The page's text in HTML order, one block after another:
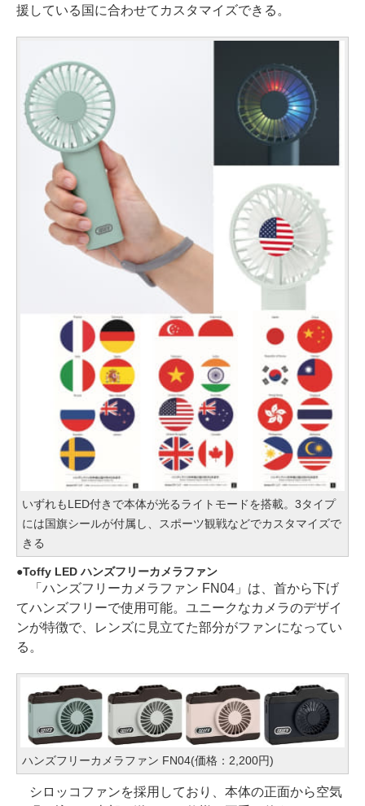
援している国に合わせてカスタマイズできる。
いずれもLED付きで本体が光るライトモードを搭載。3タイプ
には国旗シールが付属し、スポーツ観戦などでカスタマイズで
きる
Toffy LED ハンズフリーカメラファン
「ハンズフリーカメラファン FN04」は、首から下げ
てハンズフリーで使用可能。ユニークなカメラのデザイ
ンが特徴で、レンズに見立てた部分がファンになってい
る。
ハンズフリーカメラファン FN04(価格：2,200円)
シロッコファンを採用しており、本体の正面から空気